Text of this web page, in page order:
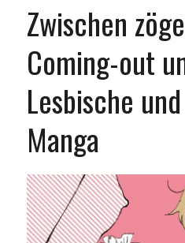
Zwischen
Coming-out
Lesbische
Manga